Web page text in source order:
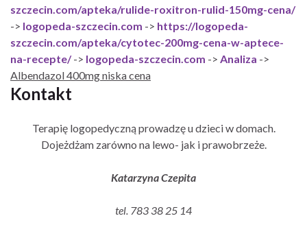
szczecin.com/apteka/rulide-roxitron-rulid-150mg-cena/
-> logopeda-szczecin.com -> https://logopeda-
szczecin.com/apteka/cytotec-200mg-cena-w-aptece-
na-recepte/-> logopeda-szczecin.com -> Analiza ->
Albendazol 400mg niska cena
Kontakt
Terapię logopedyczną prowadzę u dzieci w domach.
Dojeżdżam zarówno na lewo- jak i prawobrzeże.
Katarzyna Czepita
tel. 783 38 25 14